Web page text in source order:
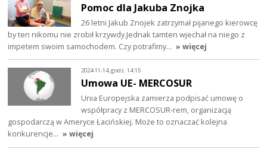
Pomoc dla Jakuba Znojka
26 letni Jakub Znojek zatrzymał pijanego kierowcę
by ten nikomu nie zrobił krzywdy.Jednak tamten wjechał na niego z
impetem swoim samochodem. Czy potrafimy… » więcej
2024-11-14, godz. 14:15
Umowa UE- MERCOSUR
Unia Europejska zamierza podpisać umowę o
współpracy z MERCOSUR-rem, organizacją
gospodarczą w Ameryce Łacińskiej. Może to oznaczać kolejna
konkurencje… » więcej